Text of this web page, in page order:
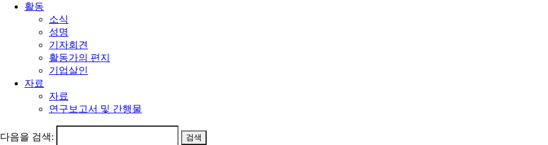
활동
소식
성명
기자회견
활동가의 편지
기업살인
자료
자료
연구보고서 및 간행물
다음을 검색: